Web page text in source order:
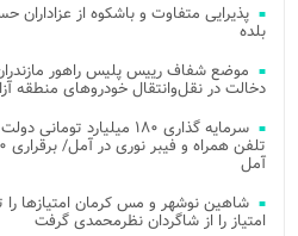
بلده
موضع شفاف رییس پلیس راهور
دخالت در نقل‌وانتقال خودروهای منطقه
سرمایه گذاری ۱۸۰
آمل
شاهین نوشهر و مس کرمان امتیازها
امتیاز را از شاگردان نظرمحمدی گرفت